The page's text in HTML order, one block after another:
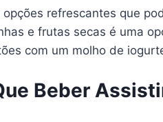
refrescantes que
e frutas secas é uma
com um molho de
Beber